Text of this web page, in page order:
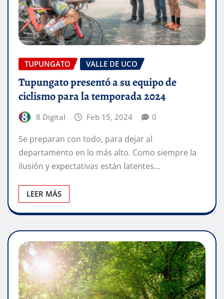
TUPUNGATO VALLE DE UCO
Tupungato presentó a su equipo de
ciclismo para la temporada 2024
8 Digital Feb 15, 2024 0
Se preparan con todo, para dejar al
departamento en lo más alto. Como siempre la
ilusión y expectativas están latentes…
LEER MÁS